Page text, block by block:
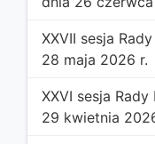
XXVII sesja
28 maja 2026 r.
XXVI sesja
29 kwietnia